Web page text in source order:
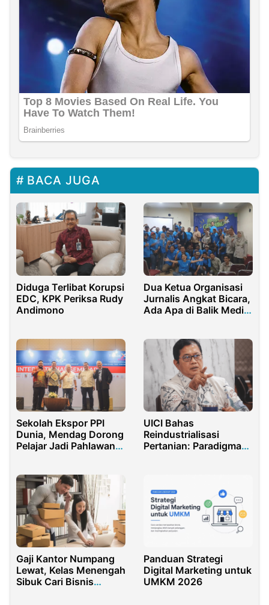
BACA JUGA
Diduga Terlibat Korupsi
EDC, KPK Periksa Rudy
Andimono
Dua Ketua Organisasi
Jurnalis Angkat Bicara,
Ada Apa di Balik Media
Sekolah Ekspor PPI
Dunia, Mendag Dorong
Pelajar Jadi Pahlawan
UICI Bahas
Reindustrialisasi
Pertanian: Paradigma
Gaji Kantor Numpang
Lewat, Kelas Menengah
Sibuk Cari Bisnis
Panduan Strategi
Digital Marketing untuk
UMKM 2026